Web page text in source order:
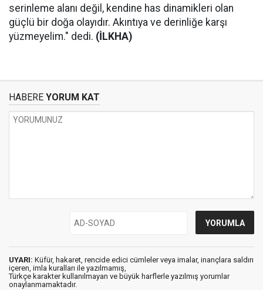
serinleme alanı değil, kendine has dinamikleri olan
güçlü bir doğa olayıdır. Akıntıya ve derinliğe karşı
yüzmeyelim." dedi. (İLKHA)
HABERE YORUM KAT
UYARI: Küfür, hakaret, rencide edici cümleler veya imalar, inançlara saldırı
içeren, imla kuralları ile yazılmamış,
Türkçe karakter kullanılmayan ve büyük harflerle yazılmış yorumlar
onaylanmamaktadır.